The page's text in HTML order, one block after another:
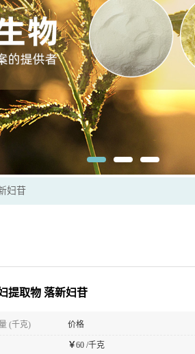
妇苷
提取物 落新妇苷
(千克) 价格
￥60 /千克